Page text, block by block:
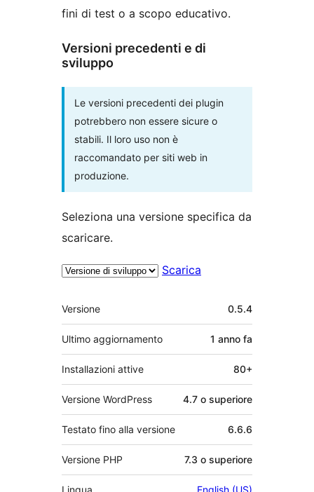
fini di test o a scopo educativo.
Versioni precedenti e di
sviluppo
Le versioni precedenti dei plugin
potrebbero non essere sicure o
stabili. Il loro uso non è
raccomandato per siti web in
produzione.
Seleziona una versione specifica da
scaricare.
Scarica
Meta
Versione 0.5.4
Ultimo aggiornamento 1 anno fa
Installazioni attive 80+
Versione WordPress 4.7 o superiore
Testato fino alla versione 6.6.6
Versione PHP 7.3 o superiore
Lingua English (US)